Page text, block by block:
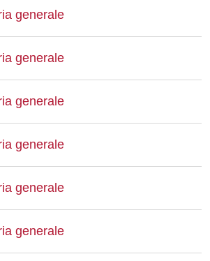
generale
generale
generale
generale
generale
generale